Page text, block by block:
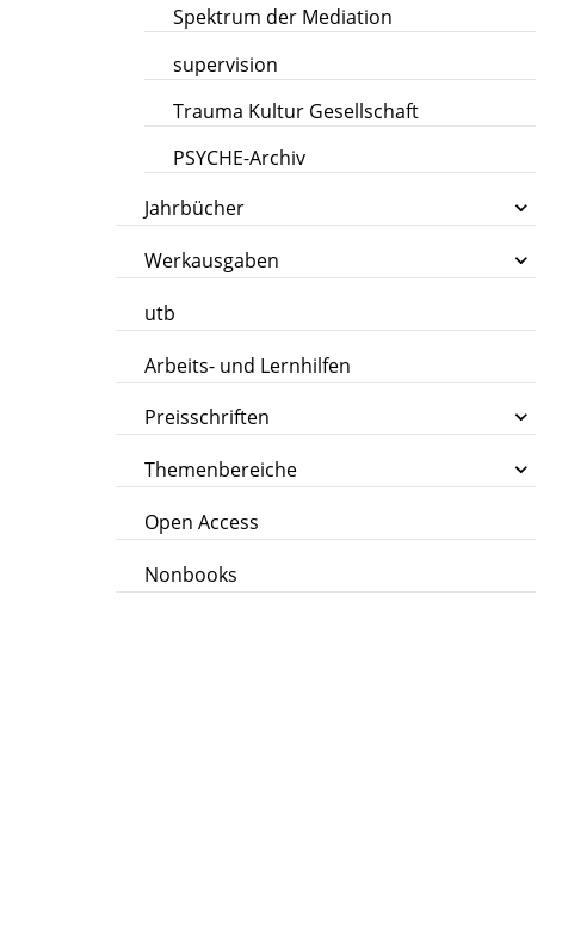
Spektrum der Mediation
supervision
Trauma Kultur Gesellschaft
PSYCHE-Archiv
Jahrbücher
Werkausgaben
utb
Arbeits- und Lernhilfen
Preisschriften
Themenbereiche
Open Access
Nonbooks